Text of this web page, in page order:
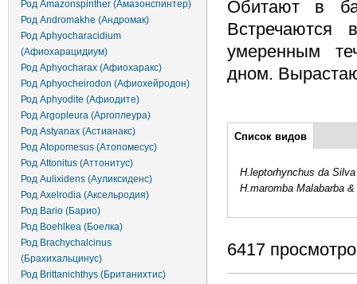
Род Amazonspinther (Амазонспинтер)
Род Andromakhe (Андромак)
Род Aphyocharacidium
(Афиохарацидиум)
Род Aphyocharax (Афиохаракс)
Род Aphyocheirodon (Афиохейродон)
Род Aphyodite (Афиодите)
Род Argopleura (Аргоплеура)
Род Astyanax (Астианакс)
Род Atopomesus (Атопомесус)
Род Attonitus (Аттонитус)
Род Aulixidens (Ауликсиденс)
Род Axelrodia (Аксельродия)
Род Bario (Барио)
Род Boehlkea (Боелка)
Род Brachychalcinus
(Брахихальцинус)
Род Brittanichthys (Британихтис)
Обитают в
умеренным
дном.
Дополнительно
Список видов(активная
вкладка)
H.leptorhynchus da
H.maromba Malabarba
6417